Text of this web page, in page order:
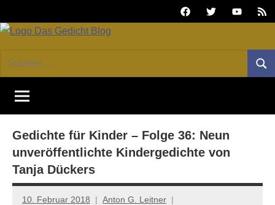
Inhalt
FacebookTwitterYoutube
GEDICHT
blog
Forum
von
DAS
Lyrik,
Essay
Suchen
nach:
Gedichte für Kinder – Folge 36: Neun
unveröffentlichte Kindergedichte von
Tanja Dückers
10. Februar 2018
Anton G. Leitner